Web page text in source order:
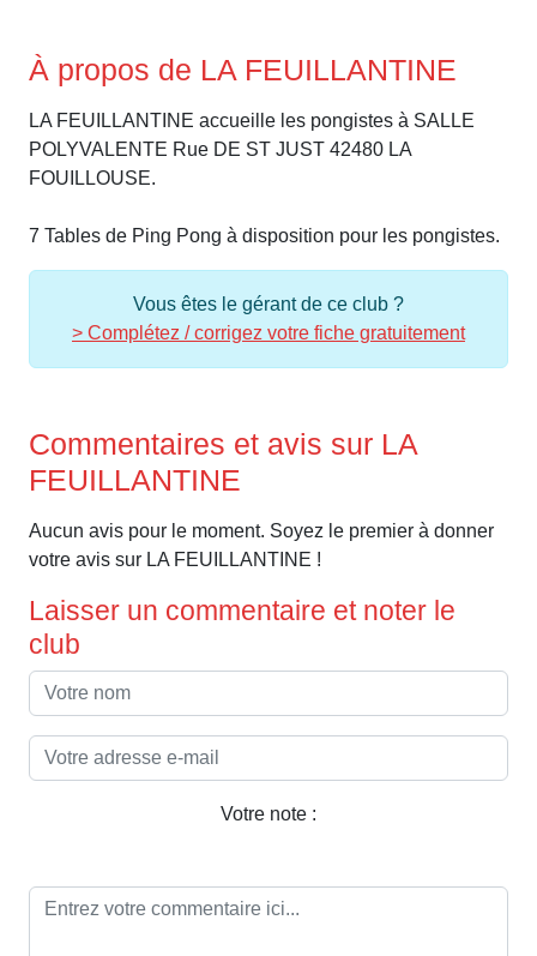
À propos de LA FEUILLANTINE
LA FEUILLANTINE accueille les pongistes à SALLE
POLYVALENTE Rue DE ST JUST 42480 LA
FOUILLOUSE.
7 Tables de Ping Pong à disposition pour les pongistes.
Vous êtes le gérant de ce club ?
> Complétez / corrigez votre fiche gratuitement
Commentaires et avis sur LA
FEUILLANTINE
Aucun avis pour le moment. Soyez le premier à donner
votre avis sur LA FEUILLANTINE !
Laisser un commentaire et noter le
club
Votre note :